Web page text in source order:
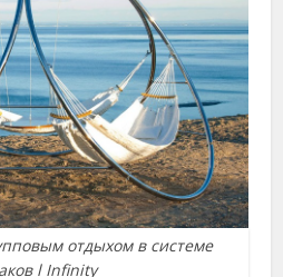
отдыхом в системе
l Infinity